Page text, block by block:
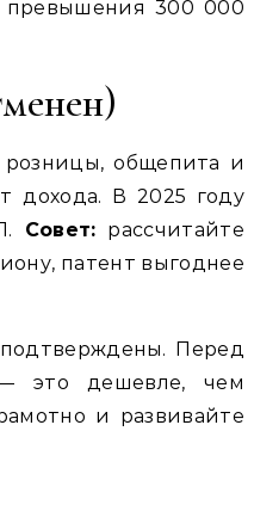
превышения 300 000
общепита и
дохода. В 2025 году
Совет: рассчитайте
патент выгоднее
Перед
— это дешевле, чем
и развивайте